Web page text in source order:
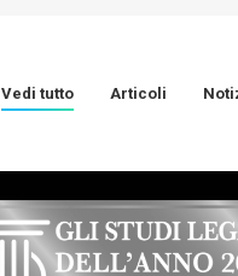
Vedi tutto Articoli